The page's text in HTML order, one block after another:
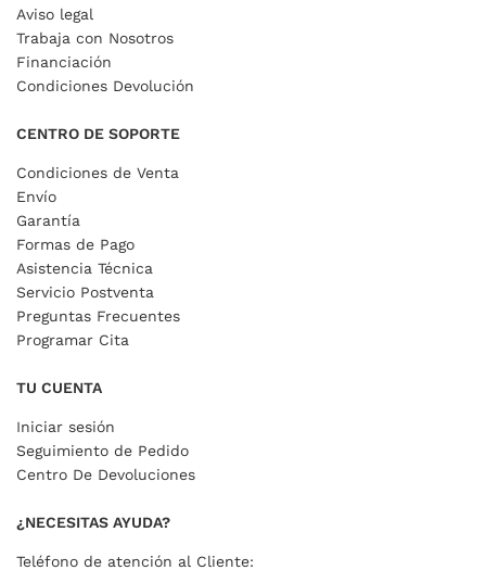
Aviso legal
Trabaja con Nosotros
Financiación
Condiciones Devolución
CENTRO DE SOPORTE
Condiciones de Venta
Envío
Garantía
Formas de Pago
Asistencia Técnica
Servicio Postventa
Preguntas Frecuentes
Programar Cita
TU CUENTA
Iniciar sesión
Seguimiento de Pedido
Centro De Devoluciones
¿NECESITAS AYUDA?
Teléfono de atención al Cliente: